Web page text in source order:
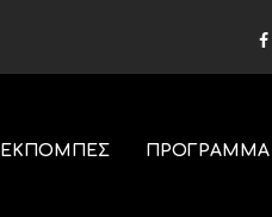
ΕΚΠΟΜΠΕΣ ΠΡΟΓΡΑΜΜΑ